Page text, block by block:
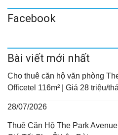
Facebook
Bài viết mới nhất
Cho thuê căn hộ văn phòng
Officetel 116m² | Giá 28 triệu/
28/07/2026
Thuê Căn Hộ The Park Avenue